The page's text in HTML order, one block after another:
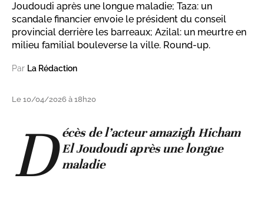
Joudoudi après une longue maladie; Taza: un
scandale financier envoie le président du conseil
provincial derrière les barreaux; Azilal: un meurtre en
milieu familial bouleverse la ville. Round-up.
Par La Rédaction
Le 10/04/2026 à 18h20
D écès de l’acteur amazigh Hicham
El Joudoudi après une longue
maladie